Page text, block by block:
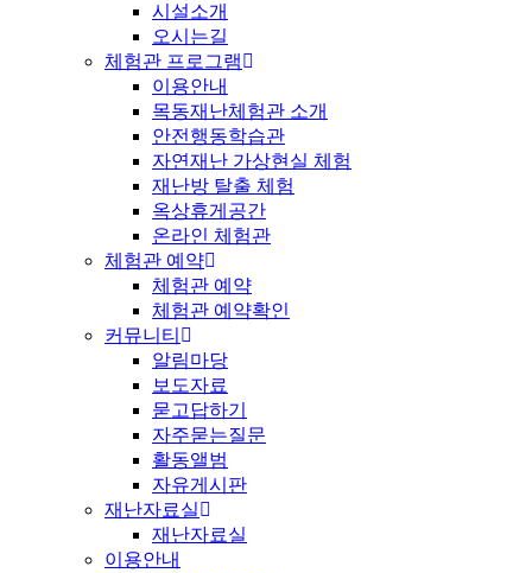
시설소개
오시는길
체험관 프로그램
이용안내
목동재난체험관 소개
안전행동학습관
자연재난 가상현실 체험
재난방 탈출 체험
옥상휴게공간
온라인 체험관
체험관 예약
체험관 예약
체험관 예약확인
커뮤니티
알림마당
보도자료
묻고답하기
자주묻는질문
활동앨범
자유게시판
재난자료실
재난자료실
이용안내